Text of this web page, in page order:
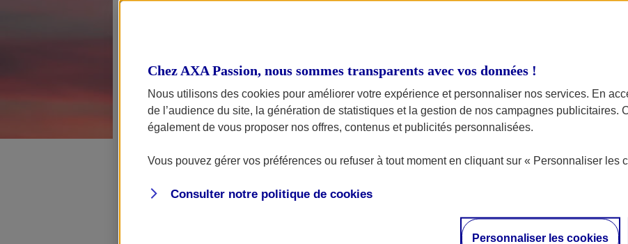
Chez AXA Passion, nous sommes transparents avec vos données !
Nous utilisons des cookies pour améliorer votre expérience et personnaliser nos services. En
de l’audience du site, la génération de statistiques et la gestion de nos campagnes publicitaires.
également de vous proposer nos offres, contenus et publicités personnalisées.
Vous pouvez gérer vos préférences ou refuser à tout moment en cliquant sur « Personnaliser les
Consulter notre politique de cookies
Personnaliser les cookies
AXA Assistance organise et prend en charge l’intervention d’un dépanneur même
vous dans l’heure qui suit votre appel, et ce, où que vous soyez en France
délai n’est pas respecté, vous serez alors indemnisé à hauteur de 30€.
Pour en savoir plus, n'hésitez pas à vous rapprocher